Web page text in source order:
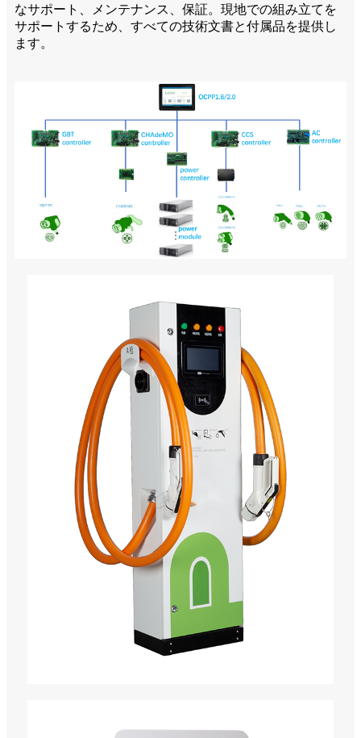
なサポート、メンテナンス、保証。現地での組み立てを
サポートするため、すべての技術文書と付属品を提供し
ます。